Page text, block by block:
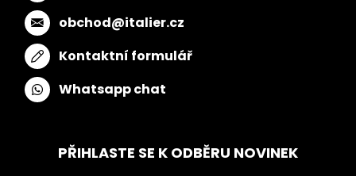
obchod@italier.cz
Kontaktní formulář
Whatsapp chat
PŘIHLASTE SE K ODBĚRU NOVINEK